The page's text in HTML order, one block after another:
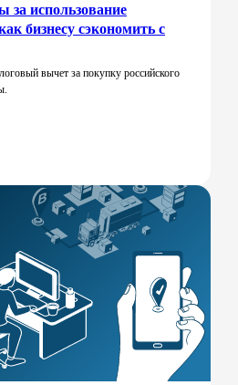
за использование
бизнесу сэкономить с
вычет за покупку российского